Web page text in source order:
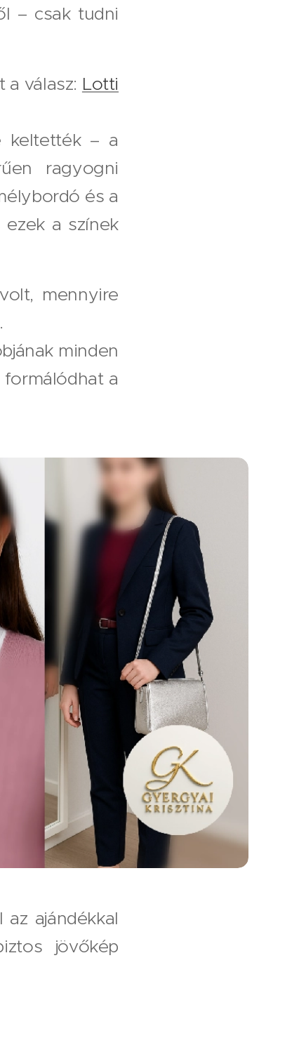
– csak tudni
válasz: Lotti
keltették – a
ragyogni
és a
a színek
mennyire
minden
a
ajándékkal
jövőkép